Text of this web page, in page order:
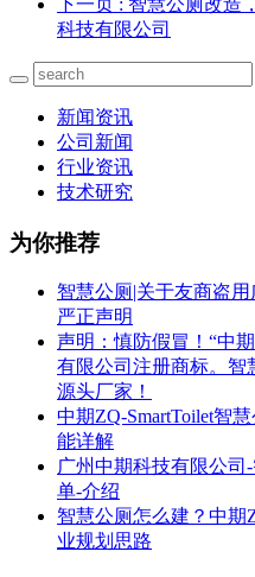
科技有限公司
新闻资讯
公司新闻
行业资讯
技术研究
为你推荐
智慧公厕|关于友商盗
严正声明
声明：慎防假冒！“中
有限公司注册商标。智
源头厂家！
中期ZQ-SmartToilet智
能详解
广州中期科技有限公
单-介绍
智慧公厕怎么建？中期
业规划思路